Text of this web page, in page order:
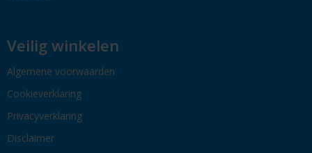
Veilig winkelen
Algemene voorwaarden
Cookieverklaring
Privacyverklaring
Disclaimer